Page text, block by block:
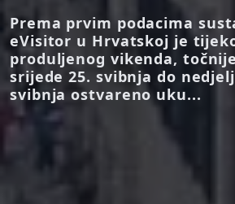
Prema prvim podacima
eVisitor u Hrvatskoj je
produljenog vikenda,
srijede 25. svibnja do
svibnja ostvareno uku...